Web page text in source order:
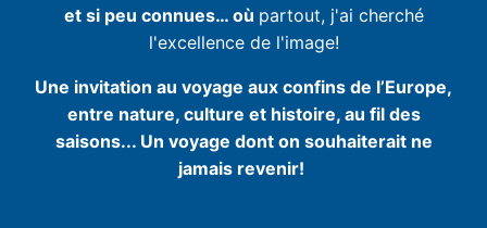
et si peu connues… où partout, j'ai cherché
l'excellence de l'image!
Une invitation au voyage aux confins de l’Europe,
entre nature, culture et histoire, au fil des
saisons... Un voyage dont on souhaiterait ne
jamais revenir!